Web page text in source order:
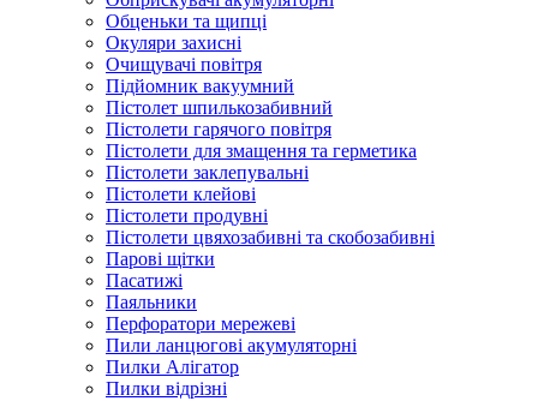
Обценьки та щипці
Окуляри захисні
Очищувачі повітря
Підйомник вакуумний
Пістолет шпилькозабивний
Пістолети гарячого повітря
Пістолети для змащення та герметика
Пістолети заклепувальні
Пістолети клейові
Пістолети продувні
Пістолети цвяхозабивні та скобозабивні
Парові щітки
Пасатижі
Паяльники
Перфоратори мережеві
Пили ланцюгові акумуляторні
Пилки Алігатор
Пилки відрізні